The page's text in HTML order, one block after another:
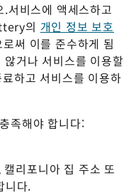
서비스에 액세스하고
의 개인 정보 보호
써 이를 준수하게 됨
거나 서비스를 이용할
하고 서비스를 이용하
족해야 합니다:
리포니아 집 주소 또
니다.